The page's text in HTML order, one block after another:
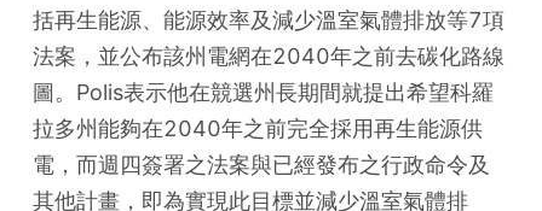
括再生能源、能源效率及減少溫室氣體排放等7項
法案，並公布該州電網在2040年之前去碳化路線
圖。Polis表示他在競選州長期間就提出希望科羅
拉多州能夠在2040年之前完全採用再生能源供
電，而週四簽署之法案與已經發布之行政命令及
其他計畫，即為實現此目標並減少溫室氣體排